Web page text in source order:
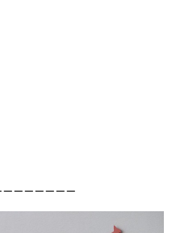
－－－－－－